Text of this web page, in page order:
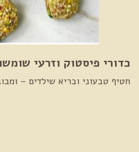
כדורי פיסטוק וזרעי
חטיף טבעוני ובריא שילדים –